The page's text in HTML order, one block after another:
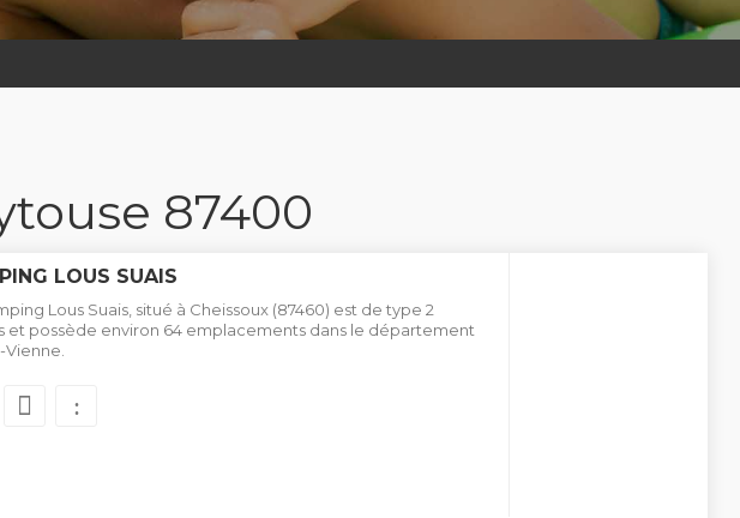
87400
LOUS SUAIS
Lous Suais, situé à Cheissoux (87460) est de type 2
et possède environ 64 emplacements dans le département